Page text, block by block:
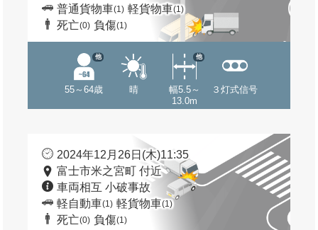
普通貨物車(1) 軽貨物車(1)
死亡(0) 負傷(1)
55～64歳
他
晴
幅5.5～
13.0m
他
３灯式信号
2024年12月26日(木)11:35
富士市米之宮町 付近
車両相互 小破事故
軽自動車(1) 軽貨物車(1)
死亡(0) 負傷(1)